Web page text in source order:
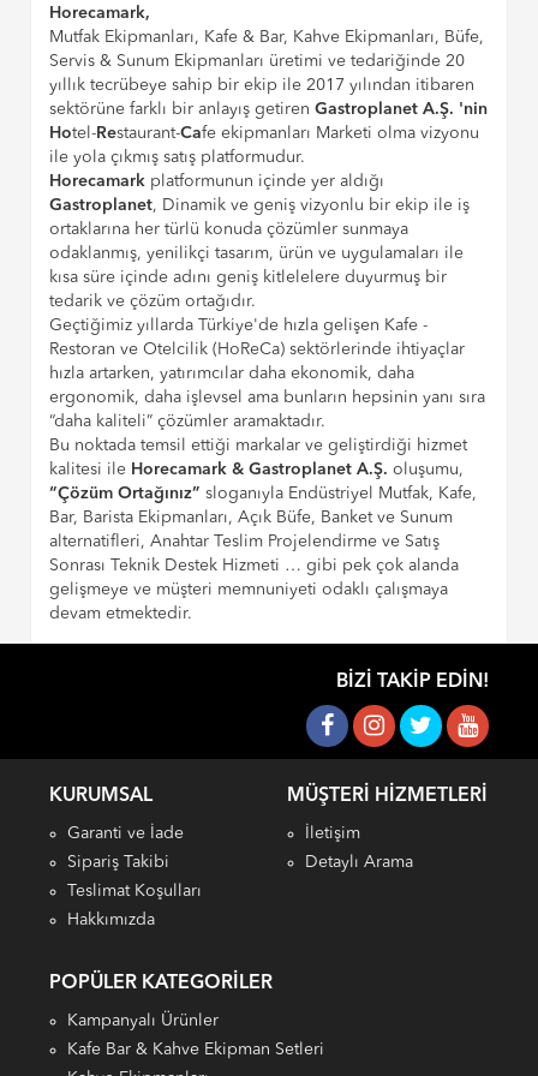
Horecamark,
Mutfak Ekipmanları, Kafe & Bar, Kahve Ekipmanları, Büfe,
Servis & Sunum Ekipmanları üretimi ve tedariğinde 20
yıllık tecrübeye sahip bir ekip ile 2017 yılından itibaren
sektörüne farklı bir anlayış getirenGastroplanet A.Ş. 'nin
Hotel-Restaurant-Cafe ekipmanları Marketi olma vizyonu
ile yola çıkmış satış platformudur.
Horecamark platformunun içinde yer aldığı
Gastroplanet, Dinamik ve geniş vizyonlu bir ekip ile iş
ortaklarına her türlü konuda çözümler sunmaya
odaklanmış, yenilikçi tasarım, ürün ve uygulamaları ile
kısa süre içinde adını geniş kitlelelere duyurmuş bir
tedarik ve çözüm ortağıdır.
Geçtiğimiz yıllarda Türkiye'de hızla gelişen Kafe -
Restoran ve Otelcilik (HoReCa) sektörlerinde ihtiyaçlar
hızla artarken, yatırımcılar daha ekonomik, daha
ergonomik, daha işlevsel ama bunların hepsinin yanı sıra
“daha kaliteli” çözümler aramaktadır.
Bu noktada temsil ettiği markalar ve geliştirdiği hizmet
kalitesi ile Horecamark & Gastroplanet A.Ş. oluşumu,
“Çözüm Ortağınız” sloganıyla Endüstriyel Mutfak, Kafe,
Bar, Barista Ekipmanları, Açık Büfe, Banket ve Sunum
alternatifleri, Anahtar Teslim Projelendirme ve Satış
Sonrası Teknik Destek Hizmeti … gibi pek çok alanda
gelişmeye ve müşteri memnuniyeti odaklı çalışmaya
devam etmektedir.
BIZI TAKIP EDIN!
KURUMSAL
Garanti ve İade
Sipariş Takibi
Teslimat Koşulları
Hakkımızda
MÜŞTERI HIZMETLERI
İletişim
Detaylı Arama
POPÜLER KATEGORILER
Kampanyalı Ürünler
Kafe Bar & Kahve Ekipman Setleri